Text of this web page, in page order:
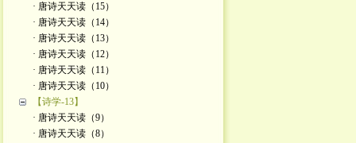
· 唐诗天天读（15）
· 唐诗天天读（14）
· 唐诗天天读（13）
· 唐诗天天读（12）
· 唐诗天天读（11）
· 唐诗天天读（10）
【诗学-13】
· 唐诗天天读（9）
· 唐诗天天读（8）